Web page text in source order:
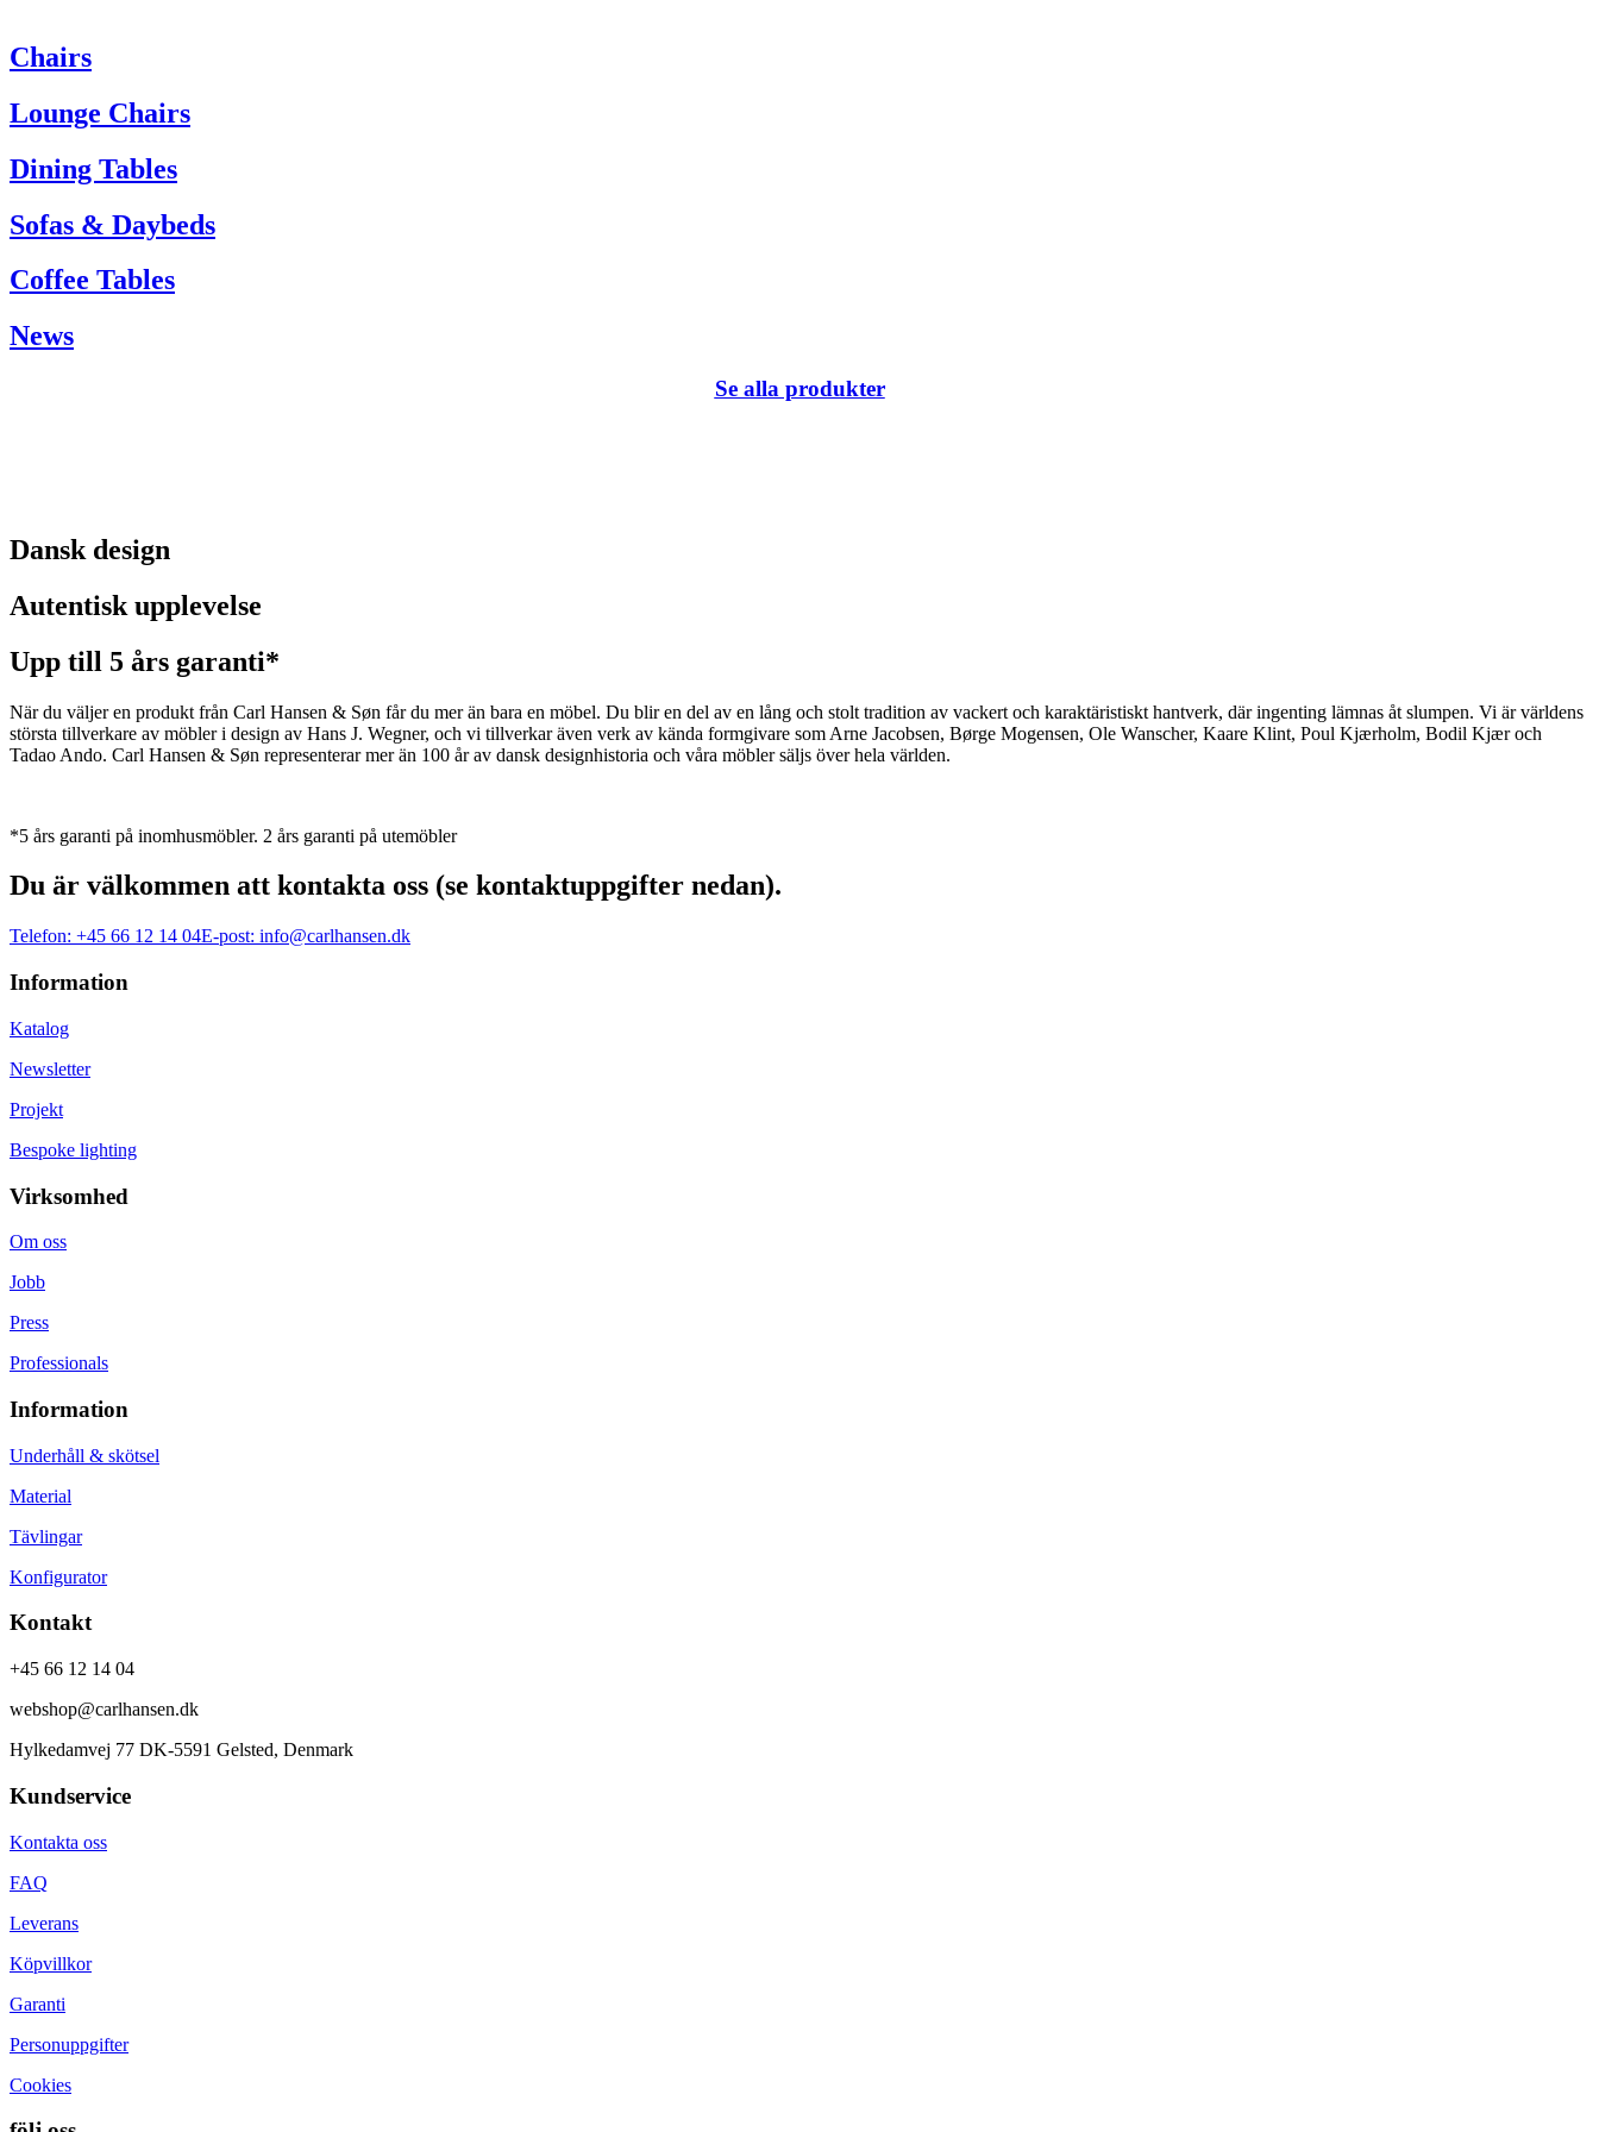
Om du behöver hjälp är du välkommen att kontakta vår kundtjänst:
Tel. +45 66 12 14 04
info@carlhansen.dk
Chairs
Lounge Chairs
Dining Tables
Sofas & Daybeds
Coffee Tables
News
Se alla produkter
Dansk design
Autentisk upplevelse
Upp till 5 års garanti*
När du väljer en produkt från Carl Hansen & Søn får du mer än bara en möbel. Du blir en del av en lång och stolt tradition av vackert och karaktäristiskt hantverk, där ingenting lämnas åt slumpen. Vi är världens
största tillverkare av möbler i design av Hans J. Wegner, och vi tillverkar även verk av kända formgivare som Arne Jacobsen, Børge Mogensen, Ole Wanscher, Kaare Klint, Poul Kjærholm, Bodil Kjær och
Tadao Ando. Carl Hansen & Søn representerar mer än 100 år av dansk designhistoria och våra möbler säljs över hela världen.
*5 års garanti på inomhusmöbler. 2 års garanti på utemöbler
Du är välkommen att kontakta oss (se kontaktuppgifter nedan).
Telefon: +45 66 12 14 04E-post: info@carlhansen.dk
Information
Katalog
Newsletter
Projekt
Bespoke lighting
Virksomhed
Om oss
Jobb
Press
Professionals
Information
Underhåll & skötsel
Material
Tävlingar
Konfigurator
Kontakt
+45 66 12 14 04
webshop@carlhansen.dk
Hylkedamvej 77 DK-5591 Gelsted, Denmark
Kundservice
Kontakta oss
FAQ
Leverans
Köpvillkor
Garanti
Personuppgifter
Cookies